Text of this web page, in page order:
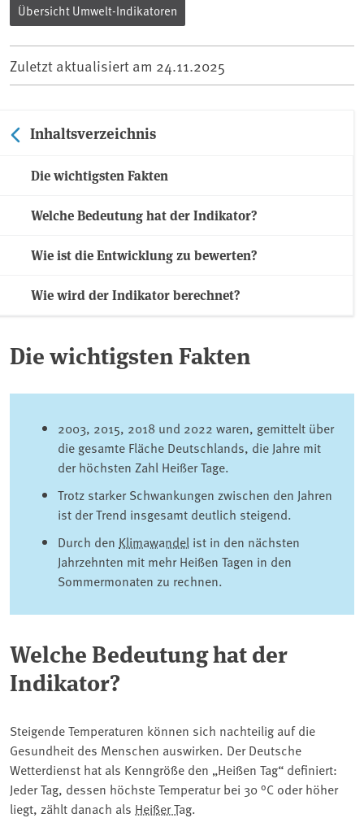
Übersicht Umwelt-Indikatoren
Zuletzt aktualisiert am 24.11.2025
Inhaltsverzeichnis
Die wichtigsten Fakten
Welche Bedeutung hat der Indikator?
Wie ist die Entwicklung zu bewerten?
Wie wird der Indikator berechnet?
Die wichtigsten Fakten
2003, 2015, 2018 und 2022 waren, gemittelt über
die gesamte Fläche Deutschlands, die Jahre mit
der höchsten Zahl Heißer Tage.
Trotz starker Schwankungen zwischen den Jahren
ist der Trend insgesamt deutlich steigend.
Durch den Klimawandel ist in den nächsten
Jahrzehnten mit mehr Heißen Tagen in den
Sommermonaten zu rechnen.
Welche Bedeutung hat der
Indikator?
Steigende Temperaturen können sich nachteilig auf die
Gesundheit des Menschen auswirken. Der Deutsche
Wetterdienst hat als Kenngröße den „Heißen Tag“ definiert:
Jeder Tag, dessen höchste Temperatur bei 30 °C oder höher
liegt, zählt danach als Heißer Tag.